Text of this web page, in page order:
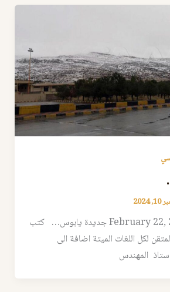
2024
February 22, 2021, 11:54 am ‏جديدة يابوس… كتب
لكل اللغات الميتة اضافة الى
المهندس